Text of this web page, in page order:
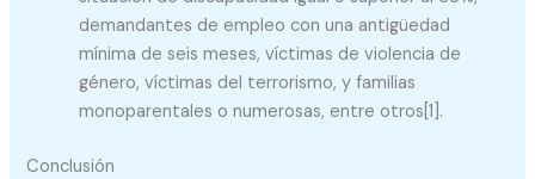
demandantes de empleo con una antigüedad
mínima de seis meses, víctimas de violencia de
género, víctimas del terrorismo, y familias
monoparentales o numerosas, entre otros[1].
Conclusión